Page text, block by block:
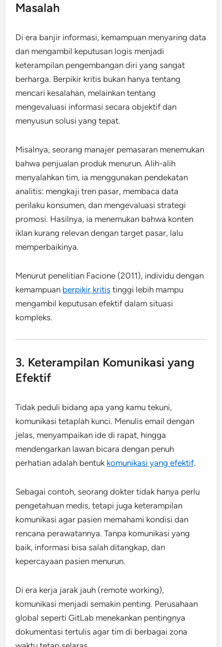
Masalah
Di era banjir informasi, kemampuan menyaring data
dan mengambil keputusan logis menjadi
keterampilan pengembangan diri yang sangat
berharga. Berpikir kritis bukan hanya tentang
mencari kesalahan, melainkan tentang
mengevaluasi informasi secara objektif dan
menyusun solusi yang tepat.
Misalnya, seorang manajer pemasaran menemukan
bahwa penjualan produk menurun. Alih-alih
menyalahkan tim, ia menggunakan pendekatan
analitis: mengkaji tren pasar, membaca data
perilaku konsumen, dan mengevaluasi strategi
promosi. Hasilnya, ia menemukan bahwa konten
iklan kurang relevan dengan target pasar, lalu
memperbaikinya.
Menurut penelitian Facione (2011), individu dengan
kemampuan berpikir kritis tinggi lebih mampu
mengambil keputusan efektif dalam situasi
kompleks.
3. Keterampilan Komunikasi yang
Efektif
Tidak peduli bidang apa yang kamu tekuni,
komunikasi tetaplah kunci. Menulis email dengan
jelas, menyampaikan ide di rapat, hingga
mendengarkan lawan bicara dengan penuh
perhatian adalah bentuk komunikasi yang efektif.
Sebagai contoh, seorang dokter tidak hanya perlu
pengetahuan medis, tetapi juga keterampilan
komunikasi agar pasien memahami kondisi dan
rencana perawatannya. Tanpa komunikasi yang
baik, informasi bisa salah ditangkap, dan
kepercayaan pasien menurun.
Di era kerja jarak jauh (remote working),
komunikasi menjadi semakin penting. Perusahaan
global seperti GitLab menekankan pentingnya
dokumentasi tertulis agar tim di berbagai zona